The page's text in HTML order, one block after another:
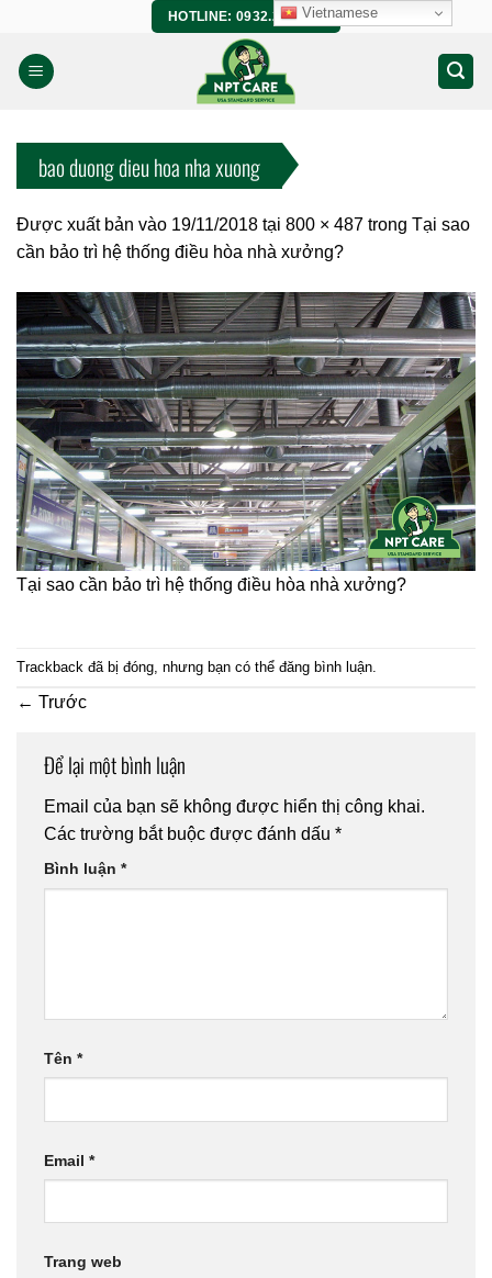
nội
dung
HOTLINE: 0932.266.458
bao duong dieu hoa nha xuong
Được xuất bản vào 19/11/2018 tại 800 × 487 trong Tại sao
cần bảo trì hệ thống điều hòa nhà xưởng?
Tại sao cần bảo trì hệ thống điều hòa nhà xưởng?
Trackback đã bị đóng, nhưng bạn có thể đăng bình luận
← Trước
Để lại một bình luận
Email của bạn sẽ không được hiển thị công khai.
Các trường bắt buộc được đánh dấu *
Bình luận *
Tên *
Email *
Trang web
Vietnamese